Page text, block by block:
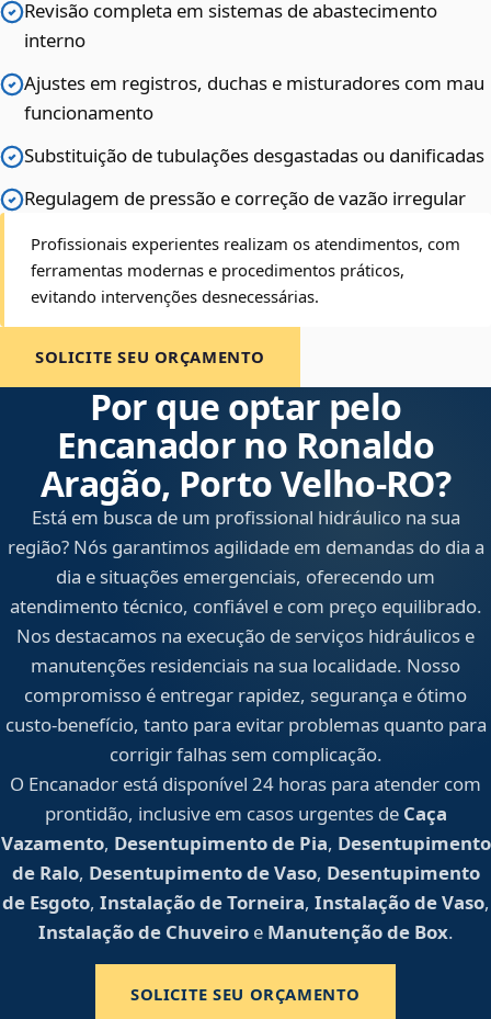
Revisão completa em sistemas de abastecimento
interno
Ajustes em registros, duchas e misturadores com mau
funcionamento
Substituição de tubulações desgastadas ou danificadas
Regulagem de pressão e correção de vazão irregular
Profissionais experientes realizam os atendimentos, com
ferramentas modernas e procedimentos práticos,
evitando intervenções desnecessárias.
SOLICITE SEU ORÇAMENTO
Por que optar pelo
Encanador no Ronaldo
Aragão, Porto Velho‑RO?
Está em busca de um profissional hidráulico na sua
região? Nós garantimos agilidade em demandas do dia a
dia e situações emergenciais, oferecendo um
atendimento técnico, confiável e com preço equilibrado.
Nos destacamos na execução de serviços hidráulicos e
manutenções residenciais na sua localidade. Nosso
compromisso é entregar rapidez, segurança e ótimo
custo-benefício, tanto para evitar problemas quanto para
corrigir falhas sem complicação.
O Encanador está disponível 24 horas para atender com
prontidão, inclusive em casos urgentes de Caça
Vazamento, Desentupimento de Pia, Desentupimento
de Ralo, Desentupimento de Vaso, Desentupimento
de Esgoto, Instalação de Torneira, Instalação de Vaso,
Instalação de Chuveiroe Manutenção de Box.
SOLICITE SEU ORÇAMENTO